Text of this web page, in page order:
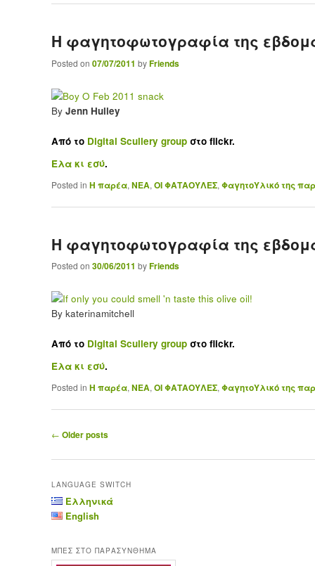
Η φαγητοφωτογραφία της
Posted on 07/07/2011 byFriends
By Jenn Hulley
Από το Digital Scullery groupστο flickr.
Έλα κι εσύ.
Posted in Η παρέα, ΝΕΑ, ΟΙ ΦΑΤΑΟΥΛΕΣ, ΦαγητοΥλικό της
Η φαγητοφωτογραφία της
Posted on 30/06/2011 byFriends
By katerinamitchell
Από το Digital Scullery groupστο flickr.
Έλα κι εσύ.
Posted in Η παρέα, ΝΕΑ, ΟΙ ΦΑΤΑΟΥΛΕΣ, ΦαγητοΥλικό της
Post navigation
← Older posts
LANGUAGE SWITCH
Ελληνικά
English
ΜΠΕΣ ΣΤΟ ΠΑΡΑΣΥΝΘΗΜΑ